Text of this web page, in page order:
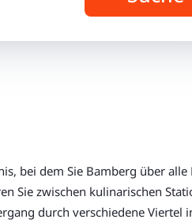
bei dem Sie Bamberg über alle
Sie zwischen kulinarischen
durch verschiedene Viertel